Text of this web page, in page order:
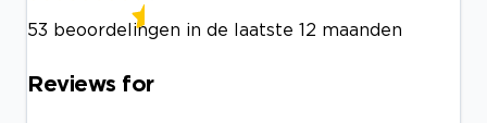
53 beoordelingen in de laatste 12 maanden
Reviews for